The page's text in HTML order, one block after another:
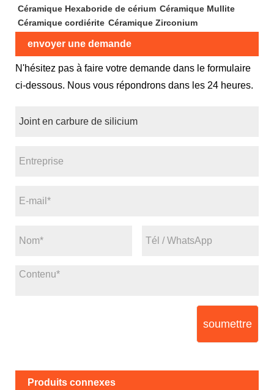
Céramique Hexaboride de cérium Céramique Mullite
Céramique cordiérite Céramique Zirconium
envoyer une demande
N'hésitez pas à faire votre demande dans le formulaire
ci-dessous. Nous vous répondrons dans les 24 heures.
soumettre
Produits connexes